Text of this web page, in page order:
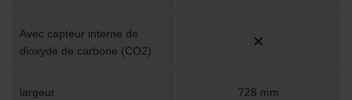
Avec capteur interne de
dioxyde de carbone (CO2)
largeur 728 mm